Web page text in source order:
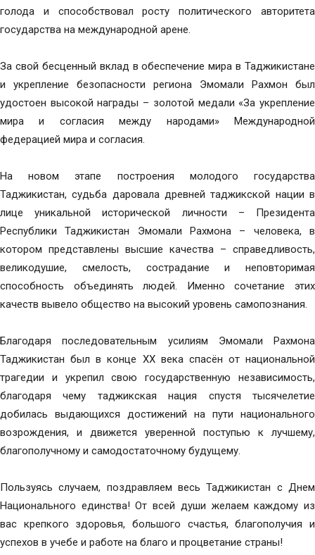
голода и способствовал росту политического авторитета
государства на международной арене.
За свой бесценный вклад в обеспечение мира в Таджикистане
и укрепление безопасности региона Эмомали Рахмон был
удостоен высокой награды – золотой медали «За укрепление
мира и согласия между народами» Международной
федерацией мира и согласия.
На новом этапе построения молодого государства
Таджикистан, судьба даровала древней таджикской нации в
лице уникальной исторической личности – Президента
Республики Таджикистан Эмомали Рахмона – человека, в
котором представлены высшие качества – справедливость,
великодушие, смелость, сострадание и неповторимая
способность объединять людей. Именно сочетание этих
качеств вывело общество на высокий уровень самопознания.
Благодаря последовательным усилиям Эмомали Рахмона
Таджикистан был в конце ХХ века спасён от национальной
трагедии и укрепил свою государственную независимость,
благодаря чему таджикская нация спустя тысячелетие
добилась выдающихся достижений на пути национального
возрождения, и движется уверенной поступью к лучшему,
благополучному и самодостаточному будущему.
Пользуясь случаем, поздравляем весь Таджикистан с Днем
Национального единства! От всей души желаем каждому из
вас крепкого здоровья, большого счастья, благополучия и
успехов в учебе и работе на благо и процветание страны!